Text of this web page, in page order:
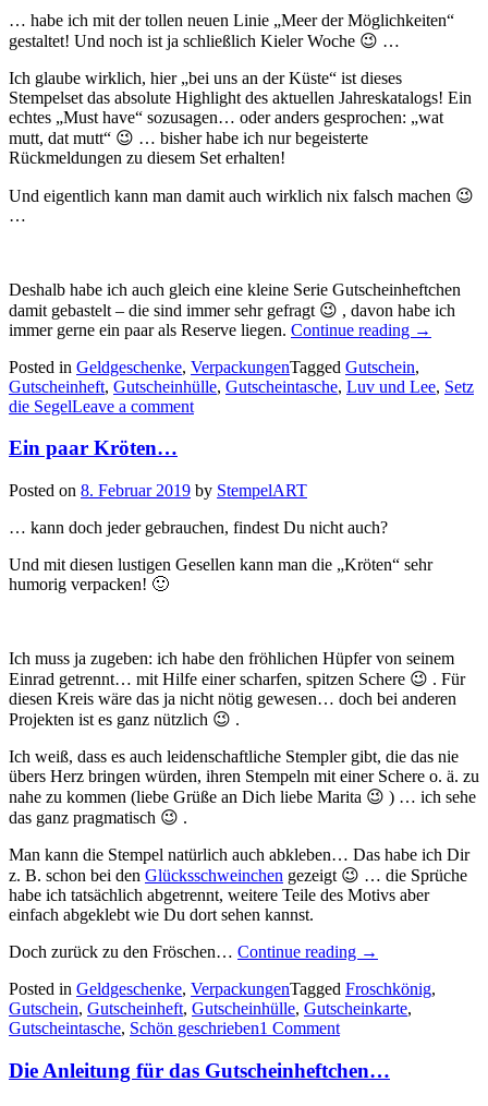
… habe ich mit der tollen neuen Linie „Meer der Möglichkeiten“
gestaltet! Und noch ist ja schließlich Kieler Woche 😉 …
Ich glaube wirklich, hier „bei uns an der Küste“ ist dieses
Stempelset das absolute Highlight des aktuellen Jahreskatalogs! Ein
echtes „Must have“ sozusagen… oder anders gesprochen: „wat
mutt, dat mutt“ 😉 … bisher habe ich nur begeisterte
Rückmeldungen zu diesem Set erhalten!
Und eigentlich kann man damit auch wirklich nix falsch machen 😉
…
Deshalb habe ich auch gleich eine kleine Serie Gutscheinheftchen
damit gebastelt – die sind immer sehr gefragt 😉 , davon habe ich
immer gerne ein paar als Reserve liegen. Continue reading „Setz
Segel!
–
→
Posted in Geldgeschenke, VerpackungenTagged Gutschein,
Gutscheinheft, Gutscheinhülle, Gutscheintasche, Luv und Lee, Setz
die SegelLeave a comment
Ein paar Kröten…
Posted on 8. Februar 2019 by StempelART
… kann doch jeder gebrauchen, findest Du nicht auch?
Und mit diesen lustigen Gesellen kann man die „Kröten“ sehr
humorig verpacken! 🙂
Ich muss ja zugeben: ich habe den fröhlichen Hüpfer von seinem
Einrad getrennt… mit Hilfe einer scharfen, spitzen Schere 😉 . Für
diesen Kreis wäre das ja nicht nötig gewesen… doch bei anderen
Projekten ist es ganz nützlich 😉 .
Ich weiß, dass es auch leidenschaftliche Stempler gibt, die das nie
übers Herz bringen würden, ihren Stempeln mit einer Schere o. ä. zu
nahe zu kommen (liebe Grüße an Dich liebe Marita 😉 ) … ich sehe
das ganz pragmatisch 😉 .
Man kann die Stempel natürlich auch abkleben… Das habe ich Dir
z. B. schon bei den Glücksschweinchen gezeigt 😉 … die Sprüche
habe ich tatsächlich abgetrennt, weitere Teile des Motivs aber
einfach abgeklebt wie Du dort sehen kannst.
Doch zurück zu den Fröschen… Continue reading „Ein
Kröten…“
→
Posted in Geldgeschenke, VerpackungenTagged Froschkönig,
Gutschein, Gutscheinheft, Gutscheinhülle, Gutscheinkarte,
Gutscheintasche, Schön geschrieben1 Comment
Die Anleitung für das Gutscheinheftchen…